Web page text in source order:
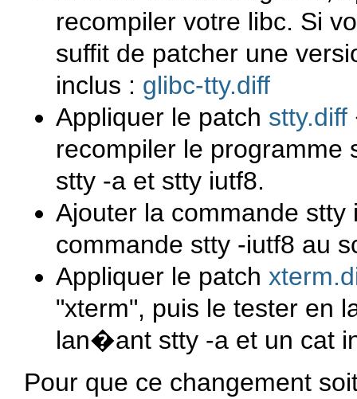
recompiler votre libc. Si
suffit de patcher une
inclus : glibc-tty.diff
Appliquer le patch stty.diff
recompiler le programme
stty -a et stty iutf8.
Ajouter la commande stty
commande stty -iutf8 au
Appliquer le patch
"xterm", puis le tester en
lan�ant stty -a et un cat
Pour que ce changement